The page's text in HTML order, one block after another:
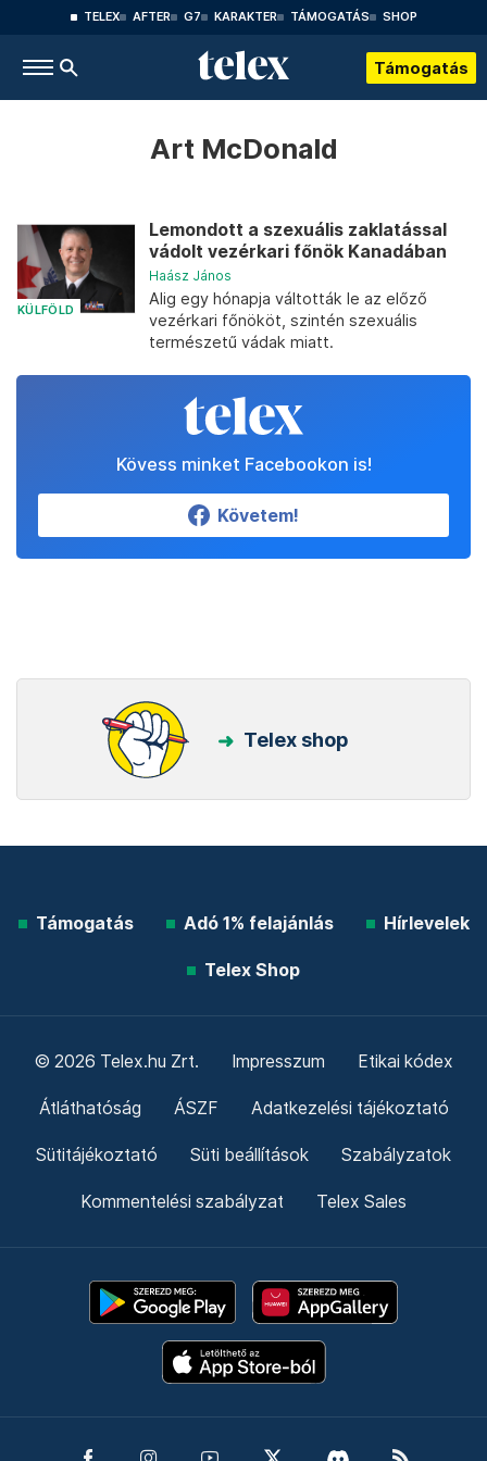
TELEX AFTER G7 KARAKTER TÁMOGATÁS SHOP
Támogatás
Art McDonald
KÜLFÖLD
Lemondott a szexuális zaklatással
vádolt vezérkari főnök Kanadában
Haász János
Alig egy hónapja váltották le az előző
vezérkari főnököt, szintén szexuális
természetű vádak miatt.
Kövess minket Facebookon is!
Követem!
Telex shop
Támogatás Adó 1% felajánlás Hírlevelek
Telex Shop
© 2026 Telex.hu Zrt. Impresszum Etikai kódex
Átláthatóság ÁSZF Adatkezelési tájékoztató
Sütitájékoztató Süti beállítások Szabályzatok
Kommentelési szabályzat Telex Sales